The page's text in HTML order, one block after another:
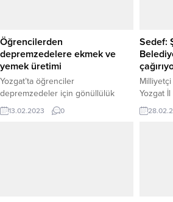
Öğrencilerden
depremzedelere ekmek ve
yemek üretimi
Yozgat’ta öğrenciler
depremzedeler için gönüllülük
esasına göre ekmek ve yemek
üretimine devam ediyor.
13.02.2023 0
Sedef:
Yozgat İl